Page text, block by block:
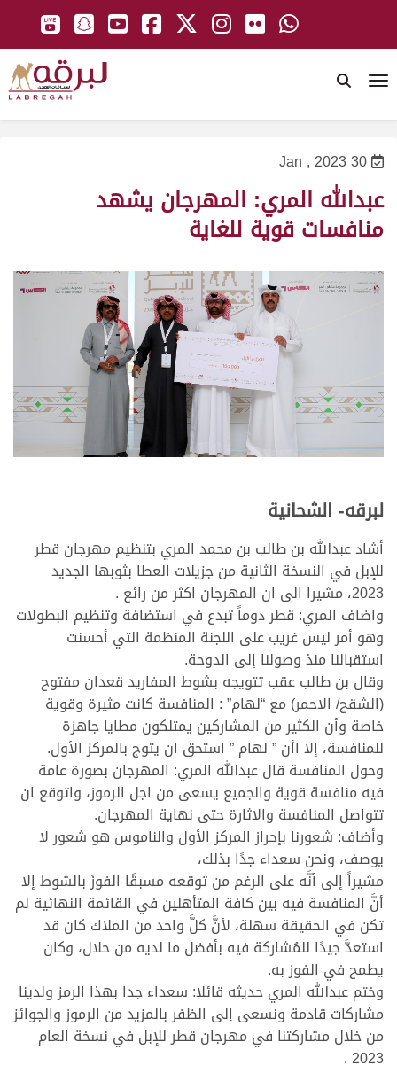
30 Jan , 2023
عبدالله المري: المهرجان يشهد
منافسات قوية للغاية
لبرقه- الشحانية
أشاد عبدالله بن طالب بن محمد المري بتنظيم مهرجان قطر
للإبل في النسخة الثانية من جزيلات العطا بثوبها الجديد
2023، مشيرا الى ان المهرجان اكثر من رائع .
واضاف المري: قطر دوماً تبدع في استضافة وتنظيم البطولات
وهو أمر ليس غريب على اللجنة المنظمة التي أحسنت
استقبالنا منذ وصولنا إلى الدوحة.
وقال بن طالب عقب تتويجه بشوط المفاريد قعدان مفتوح
(الشقح/ الاحمر) مع “لهام” : المنافسة كانت مثيرة وقوية
خاصة وأن الكثير من المشاركين يمتلكون مطايا جاهزة
للمنافسة، إلا اأن ” لهام ” استحق ان يتوج بالمركز الأول.
وحول المنافسة قال عبدالله المري: المهرجان بصورة عامة
فيه منافسة قوية والجميع يسعى من اجل الرموز، واتوقع ان
تتواصل المنافسة والاثارة حتى نهاية المهرجان.
وأضاف: شعورنا بإحراز المركز الأول والناموس هو شعور لا
يوصف، ونحن سعداء جدًا بذلك،
مشيراً إلى أنَّه على الرغم من توقعه مسبقًا الفوزَ بالشوط إلا
أنَّ المنافسة فيه بين كافة المتأهلين في القائمة النهائية لم
تكن في الحقيقة سهلة، لأنَّ كلَّ واحد من الملاك كان قد
استعدَّ جيدًا للمُشاركة فيه بأفضل ما لديه من حلال، وكان
يطمح في الفوز به.
وختم عبدالله المري حديثه قائلا: سعداء جدا بهذا الرمز ولدينا
مشاركات قادمة ونسعى إلى الظفر بالمزيد من الرموز والجوائز
من خلال مشاركتنا في مهرجان قطر للإبل في نسخة العام
2023 .